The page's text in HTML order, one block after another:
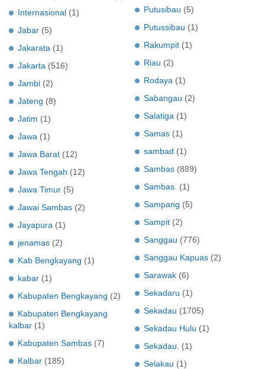
Internasional (1)
Jabar (5)
Jakarata (1)
Jakarta (516)
Jambi (2)
Jateng (8)
Jatim (1)
Jawa (1)
Jawa Barat (12)
Jawa Tengah (12)
Jawa Timur (5)
Jawai Sambas (2)
Jayapura (1)
jenamas (2)
Kab Bengkayang (1)
kabar (1)
Kabupaten Bengkayang (2)
Kabupaten Bengkayang
kalbar (1)
Kabupaten Sambas (7)
Kalbar (185)
Putusibau (5)
Putussibau (1)
Rakumpit (1)
Riau (2)
Rodaya (1)
Sabangau (2)
Salatiga (1)
Samas (1)
sambad (1)
Sambas (889)
Sambas. (1)
Sampang (5)
Sampit (2)
Sanggau (776)
Sanggau Kapuas (2)
Sarawak (6)
Sekadaru (1)
Sekadau (1705)
Sekadau Hulu (1)
Sekadau.
(1)
Selakau (1)